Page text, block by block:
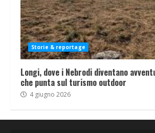
Storie & reportage
Longi, dove i Nebrodi diventano
che punta sul turismo outdoor
4 giugno 2026